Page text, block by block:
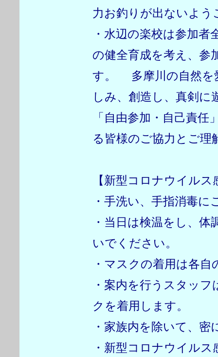
力お釣りが出ないよう
・水辺の楽校は参加
の健全育成を考え、参
す。 多摩川の自然を
しみ、創造し、真剣
「自由参加・自己責
る皆様のご協力とご理
【新型コロナウイル
・手洗い、手指消毒に
・当日は検温をし、
いでください。
・マスクの着用は各
・案内を行うスタッ
クを着用します。
・家族内を除いて、
・新型コロナウイル